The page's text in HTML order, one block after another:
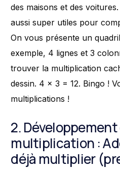
des maisons et des
aussi super utiles pour
On vous présente un
exemple, 4 lignes et 3
trouver la multiplication
dessin. 4 x 3 = 12. Bingo !
multiplications !
2.
multiplication :
déjà multiplier